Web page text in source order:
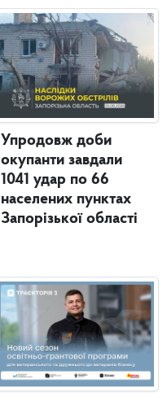
Упродовж доби
окупанти завдали
1041 удар по 66
населених пунктах
Запорізької області